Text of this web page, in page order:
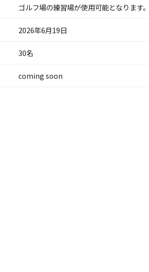
ゴルフ場の練習場が使用可能となります。
2026年6月19日
30名
coming soon